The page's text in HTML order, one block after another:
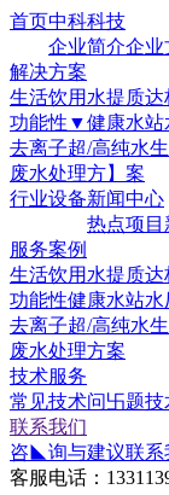
首页中科科技
企业简介企业
解决方案
生活饮用水提质
功能性▼健康水站
去离子超/高纯水
废水处理方】案
行业设备新闻中心
热点项目
服务案例
生活饮用水提质达
功能性健康水站水
去离子超/高纯水
废水处理方案
技术服务
常见技术问卐题技
联系我们
咨◣询与建议联系
客服电话：